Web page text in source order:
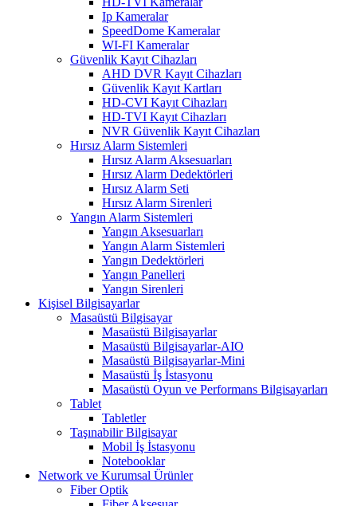
Ip Kameralar
SpeedDome Kameralar
WI-FI Kameralar
Güvenlik Kayıt Cihazları
AHD DVR Kayıt Cihazları
Güvenlik Kayıt Kartları
HD-CVI Kayıt Cihazları
HD-TVI Kayıt Cihazları
NVR Güvenlik Kayıt Cihazları
Hırsız Alarm Sistemleri
Hırsız Alarm Aksesuarları
Hırsız Alarm Dedektörleri
Hırsız Alarm Seti
Hırsız Alarm Sirenleri
Yangın Alarm Sistemleri
Yangın Aksesuarları
Yangın Alarm Sistemleri
Yangın Dedektörleri
Yangın Panelleri
Yangın Sirenleri
Kişisel Bilgisayarlar
Masaüstü Bilgisayar
Masaüstü Bilgisayarlar
Masaüstü Bilgisayarlar-AIO
Masaüstü Bilgisayarlar-Mini
Masaüstü İş İstasyonu
Masaüstü Oyun ve Performans Bilgisayarları
Tablet
Tabletler
Taşınabilir Bilgisayar
Mobil İş İstasyonu
Notebooklar
Network ve Kurumsal Ürünler
Fiber Optik